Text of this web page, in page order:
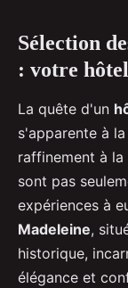
Sélection
: votre
La quête d'un
s'apparente à
raffinement à la
sont pas
expériences à
Madeleine,
historique,
élégance et